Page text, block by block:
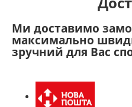
Ми доставимо
максимально
зручний для Вас